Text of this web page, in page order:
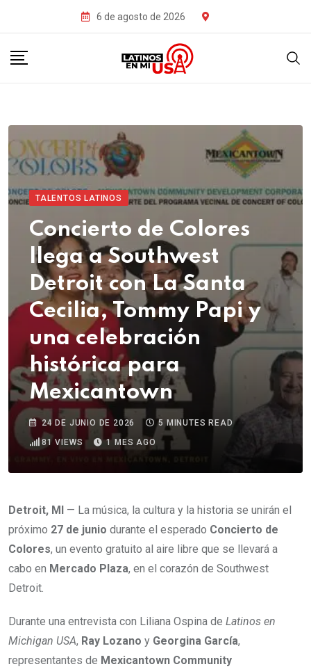
6 de agosto de 2026
TALENTOS LATINOS
Concierto de Colores
llega a Southwest
Detroit con La Santa
Cecilia, Tommy Papi y
una celebración
histórica para
Mexicantown
24 DE JUNIO DE 2026
5 MINUTES READ
81 VIEWS 1 MES AGO
Detroit, MI
— La música, la cultura y la historia se unirán el
próximo 27 de junio durante el esperado Concierto de
Colores, un evento gratuito al aire libre que se llevará a
cabo en Mercado Plaza, en el corazón de Southwest
Detroit.
Durante una entrevista con Liliana Ospina de Latinos en
Michigan USA, Ray Lozano y Georgina García,
representantes de Mexicantown Community